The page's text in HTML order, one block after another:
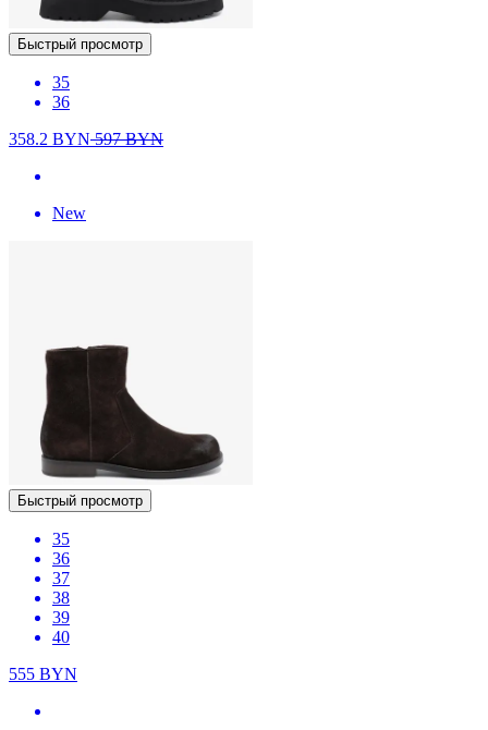
Быстрый просмотр
35
36
358.2 BYN597BYN
New
Быстрый просмотр
35
36
37
38
39
40
555 BYN